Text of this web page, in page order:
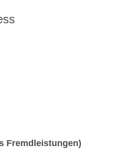
Fremdleistungen)